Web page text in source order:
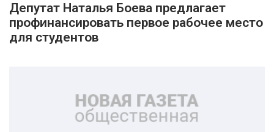
Депутат Наталья Боева предлагает
профинансировать первое рабочее место
для студентов